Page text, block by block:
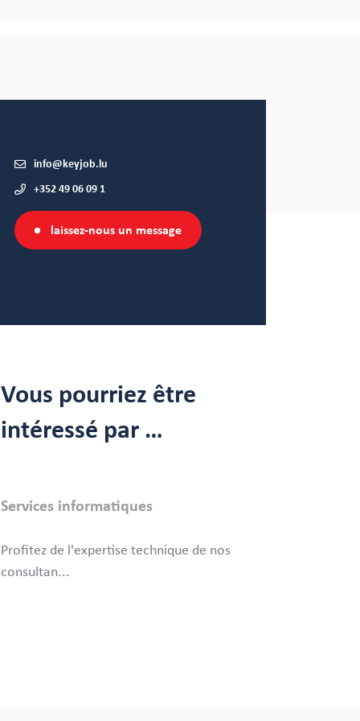
info@keyjob.lu
+352 49 06 09 1
laissez-nous un message
Vous pourriez être
intéressé par …
Services informatiques
Profitez de l'expertise technique de nos
consultan...